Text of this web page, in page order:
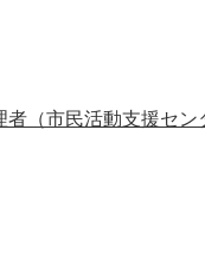
（市民活動支援セン